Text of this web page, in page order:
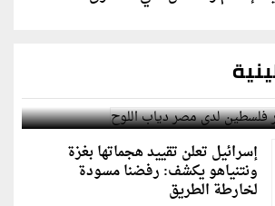
فلسطين لدى مصر دياب اللوح
إسرائيل تعلن تقييد هجماتها بغزة
ونتنياهو يكشف: رفضنا مسودة
لخارطة الطريق